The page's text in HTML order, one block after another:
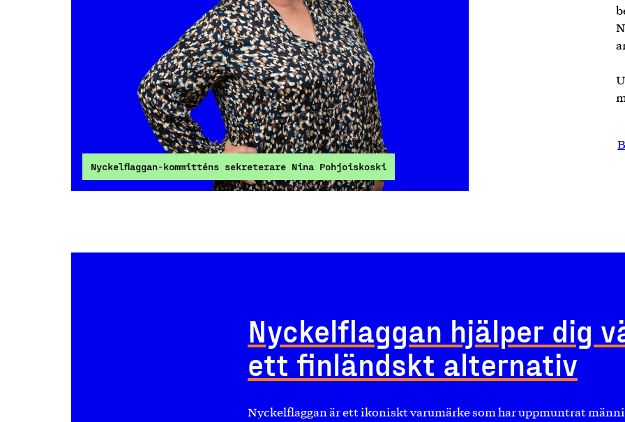
Nyckelflaggan-kommitténs sekreterare Nina Pohjoiskoski
Nyckelflaggan hjälper dig
ett finländskt alternativ
Nyckelflaggan är ett ikoniskt varumärke som har uppmuntrat